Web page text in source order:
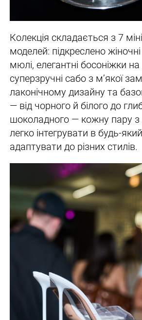
Колекція складається з 7
моделей: підкреслено
мюлі, елегантні босоніжки
суперзручні сабо з м’якої
лаконічному дизайну та
— від чорного й білого до
шоколадного — кожну пару з
легко інтегрувати в будь-
адаптувати до різних стилів.